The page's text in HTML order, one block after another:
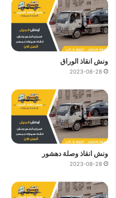
ونش انقاذ الوراق
2023-08-28
ونش انقاذ وصلة دهشور
2023-08-28